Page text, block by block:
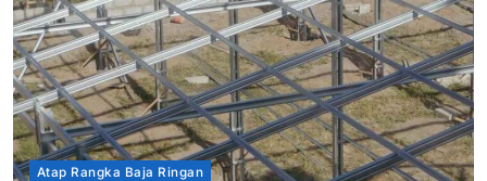
Atap Rangka Baja Ringan